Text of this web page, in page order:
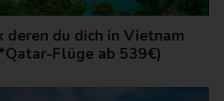
deren du dich in Vietnam
Flüge ab 539€)